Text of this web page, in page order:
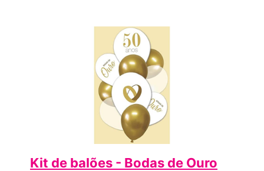
Kit de balões - Bodas de Ouro